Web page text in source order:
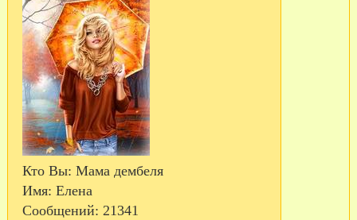
Кто Вы: Мама дембеля
Имя: Елена
Сообщений: 21341